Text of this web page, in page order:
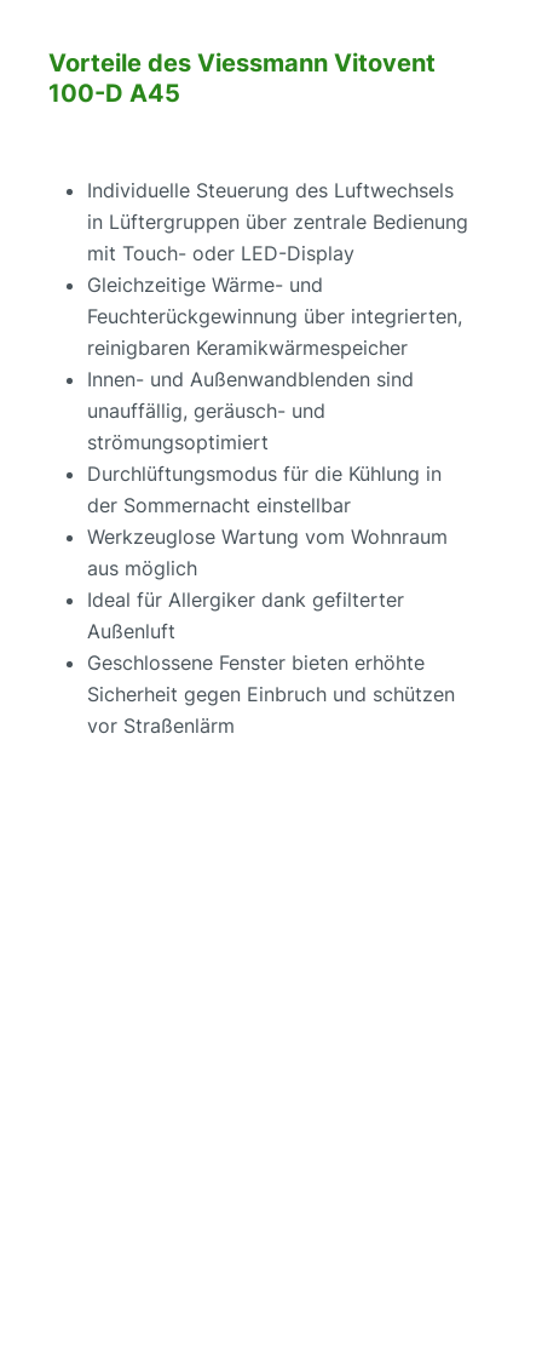
Vorteile des Viessmann Vitovent
100-D A45
Individuelle Steuerung des Luftwechsels
in Lüftergruppen über zentrale Bedienung
mit Touch- oder LED-Display
Gleichzeitige Wärme- und
Feuchterückgewinnung über integrierten,
reinigbaren Keramikwärmespeicher
Innen- und Außenwandblenden sind
unauffällig, geräusch- und
strömungsoptimiert
Durchlüftungsmodus für die Kühlung in
der Sommernacht einstellbar
Werkzeuglose Wartung vom Wohnraum
aus möglich
Ideal für Allergiker dank gefilterter
Außenluft
Geschlossene Fenster bieten erhöhte
Sicherheit gegen Einbruch und schützen
vor Straßenlärm